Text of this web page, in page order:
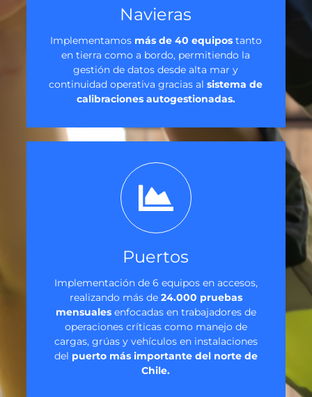
Navieras
Implementamos más de 40 equipostanto
en tierra como a bordo, permitiendo la
gestión de datos desde alta mar y
continuidad operativa gracias alsistema de
calibraciones autogestionadas.
Puertos
Implementación de 6 equipos en accesos,
realizando más de 24.000 pruebas
mensualesenfocadas en trabajadores de
operaciones críticas como manejo de
cargas, grúas y vehículos en instalaciones
del puerto más importante del norte de
Chile.